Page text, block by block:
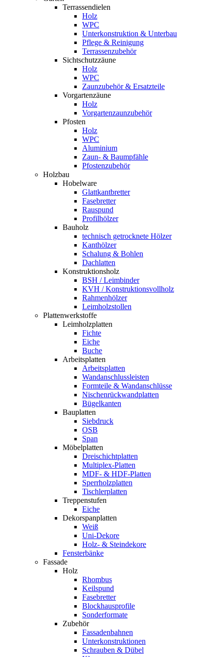
Terrassendielen
Holz
WPC
Unterkonstruktion & Unterbau
Pflege & Reinigung
Terrassenzubehör
Sichtschutzzäune
Holz
WPC
Zaunzubehör & Ersatzteile
Vorgartenzäune
Holz
Vorgartenzaunzubehör
Pfosten
Holz
WPC
Aluminium
Zaun- & Baumpfähle
Pfostenzubehör
Holzbau
Hobelware
Glattkantbretter
Fasebretter
Rauspund
Profilhölzer
Bauholz
technisch getrocknete Hölzer
Kanthölzer
Schalung & Bohlen
Dachlatten
Konstruktionsholz
BSH / Leimbinder
KVH / Konstruktionsvollholz
Rahmenhölzer
Leimholzstollen
Plattenwerkstoffe
Leimholzplatten
Fichte
Eiche
Buche
Arbeitsplatten
Arbeitsplatten
Wandanschlussleisten
Formteile & Wandanschlüsse
Nischenrückwandplatten
Bügelkanten
Bauplatten
Siebdruck
OSB
Span
Möbelplatten
Dreischichtplatten
Multiplex-Platten
MDF- & HDF-Platten
Sperrholzplatten
Tischlerplatten
Treppenstufen
Eiche
Dekorspanplatten
Weiß
Uni-Dekore
Holz- & Steindekore
Fensterbänke
Fassade
Holz
Rhombus
Keilspund
Fasebretter
Blockhausprofile
Sonderformate
Zubehör
Fassadenbahnen
Unterkonstruktionen
Schrauben & Dübel